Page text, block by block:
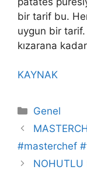
bir tarif bu.
uygun bir tarif.
kızarana
KAYNAK
Categories
Genel
#masterchef
NOHUTLU